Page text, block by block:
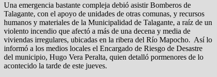
Una emergencia bastante compleja debió asistir Bomberos de
Talagante, con el apoyo de unidades de otras comunas, y recursos
humanos y materiales de la Municipalidad de Talagante, a raíz de un
violento incendio que afectó a más de una decena y media de
viviendas irregulares, ubicadas en la ribera del Río Mapocho. Así lo
informó a los medios locales el Encargado de Riesgo de Desastre
del municipio, Hugo Vera Peralta, quien detalló pormenores de lo
acontecido la tarde de este jueves.